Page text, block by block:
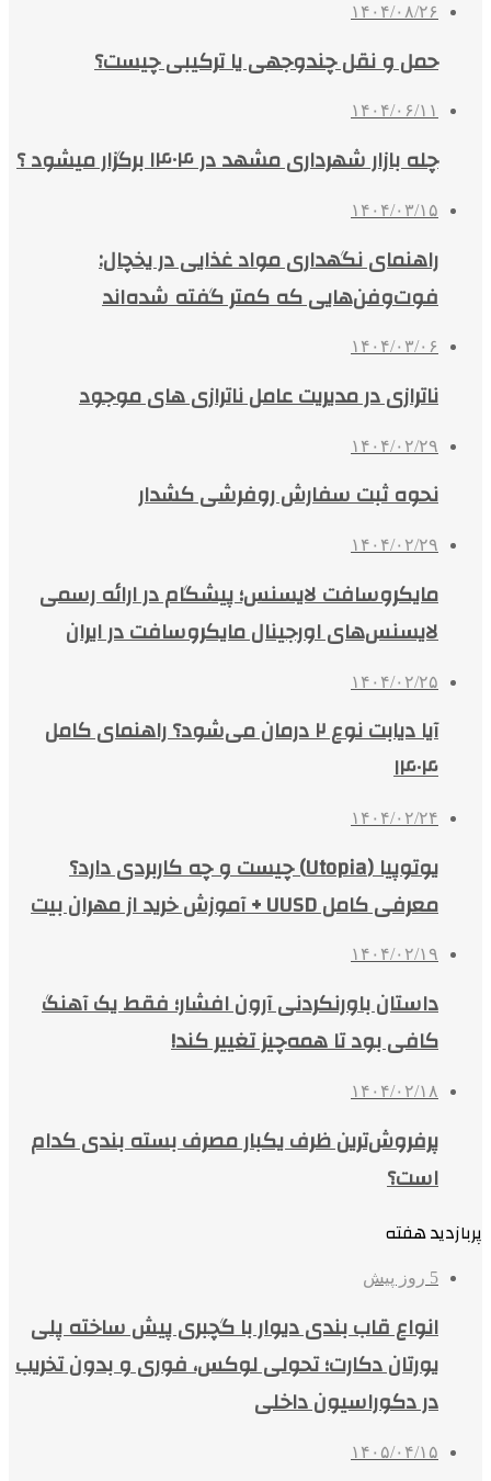
۱۴۰۴/۰۸/۲۶
حمل و نقل چندوجهی یا ترکیبی چیست؟
۱۴۰۴/۰۶/۱۱
چله بازار شهرداری مشهد در ۱۴۰۴ برگزار میشود ؟
۱۴۰۴/۰۳/۱۵
راهنمای نگهداری مواد غذایی در یخچال:
فوت‌وفن‌هایی که کمتر گفته شده‌اند
۱۴۰۴/۰۳/۰۶
ناترازی در مدیریت عامل ناترازی های موجود
۱۴۰۴/۰۲/۲۹
نحوه ثبت سفارش روفرشی کشدار
۱۴۰۴/۰۲/۲۹
مایکروسافت لایسنس؛ پیشگام در ارائه رسمی
لایسنس‌های اورجینال مایکروسافت در ایران
۱۴۰۴/۰۲/۲۵
آیا دیابت نوع ۲ درمان می‌شود؟ راهنمای کامل
۱۴۰۴
۱۴۰۴/۰۲/۲۴
یوتوپیا (Utopia) چیست و چه کاربردی دارد؟
معرفی کامل UUSD + آموزش خرید از مهران بیت
۱۴۰۴/۰۲/۱۹
داستان باورنکردنی آرون افشار؛ فقط یک آهنگ
کافی بود تا همه‌چیز تغییر کند!
۱۴۰۴/۰۲/۱۸
پرفروش‌ترین ظرف یکبار مصرف بسته بندی کدام
است؟
پربازدید هفته
5 روز پیش
انواع قاب بندی دیوار با گچبری پیش ساخته پلی
یورتان دکارت؛ تحولی لوکس، فوری و بدون تخریب
در دکوراسیون داخلی
۱۴۰۵/۰۴/۱۵